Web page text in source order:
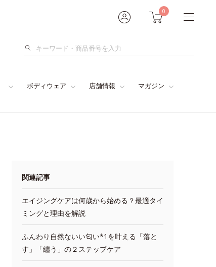
0
検
ボディウェア 店舗情報 マガジン
関連記事
エイジングケアは何歳から始める？最適タイ
ミングと理由を解説
ふんわり自然ないい匂い*1を叶える「落と
す」「纏う」の２ステップケア